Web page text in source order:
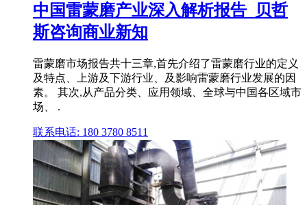
中国雷蒙磨产业深入解析报告_贝哲
斯咨询商业新知
雷蒙磨市场报告共十三章,首先介绍了雷蒙磨行业的定义
及特点、上游及下游行业、及影响雷蒙磨行业发展的因
素。 其次,从产品分类、应用领域、全球与中国各区域市
场、 .
联系电话: 180 3780 8511